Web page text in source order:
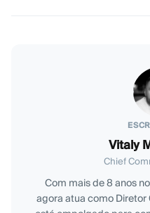
Vitaly
Chief
Com mais de 8 anos
agora atua como